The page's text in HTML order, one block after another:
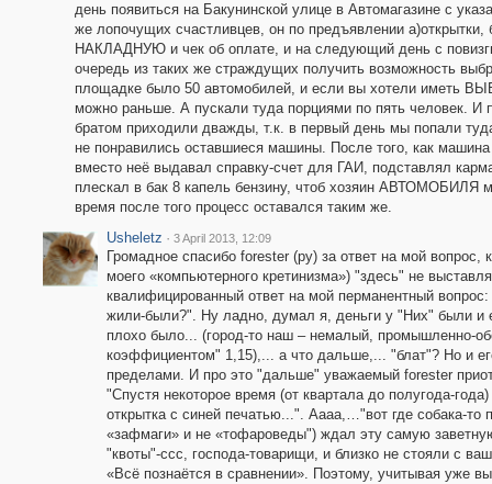
день появиться на Бакунинской улице в Автомагазине с
же лопочущих счастливцев, он по предъявлении а)открытки,
НАКЛАДНУЮ и чек об оплате, и на следующий день с
очередь из таких же страждущих получить возможность
площадке было 50 автомобилей, и если вы хотели иметь
можно раньше. А пускали туда порциями по пять человек. И
братом приходили дважды, т.к. в первый день мы попали
не понравились оставшиеся машины. После того, как
вместо неё выдавал справку-счет для ГАИ, подставлял
плескал в бак 8 капель бензину, чтоб хозяин АВТОМОБИЛЯ
время после того процесс оставался таким же.
Usheletz · 3 April 2013, 12:09
Громадное спасибо forester (ру) за ответ на мой
моего «компьютерного кретинизма») "здесь" не
квалифицированный ответ на мой перманентный
жили-были?". Ну ладно, думал я, деньги у "Них" были и
плохо было... (город-то наш – немалый, промышленно-
коэффициентом" 1,15),... а что дальше,... "блат"? Но и
пределами. И про это "дальше" уважаемый forester
"Спустя некоторое время (от квартала до полугода-
открытка с синей печатью...". Аааа,…"вот где собака-
«зафмаги» и не «тофароведы") ждал эту самую
"квоты"-ссс, господа-товарищи, и близко не стояли с
«Всё познаётся в сравнении». Поэтому, учитывая уже